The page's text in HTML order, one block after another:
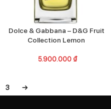
Dolce & Gabbana – D&G Fruit
Collection Lemon
5.900.000 ₫
3 →